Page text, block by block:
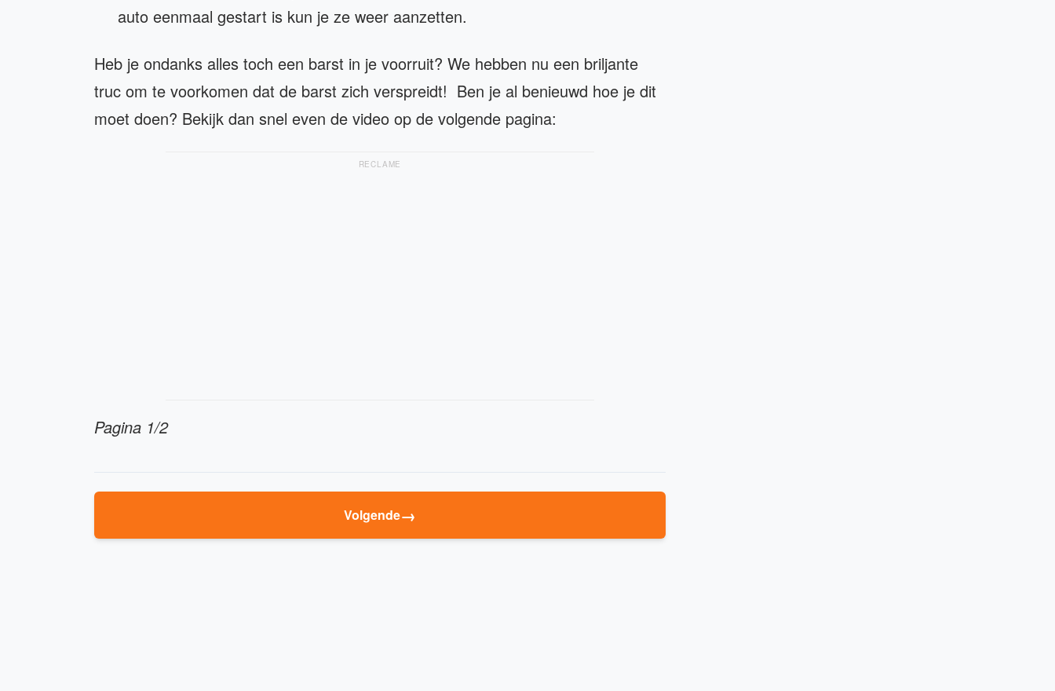
auto eenmaal gestart is kun je ze weer aanzetten.
Heb je ondanks alles toch een barst in je voorruit? We hebben nu een briljante
truc om te voorkomen dat de barst zich verspreidt! Ben je al benieuwd hoe je dit
moet doen? Bekijk dan snel even de video op de volgende pagina:
RECLAME
Pagina 1/2
Volgende→